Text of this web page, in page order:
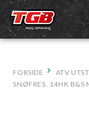
Hopp
til
innhold
FORSIDE ATV
SNØFRES. 14HK B&S